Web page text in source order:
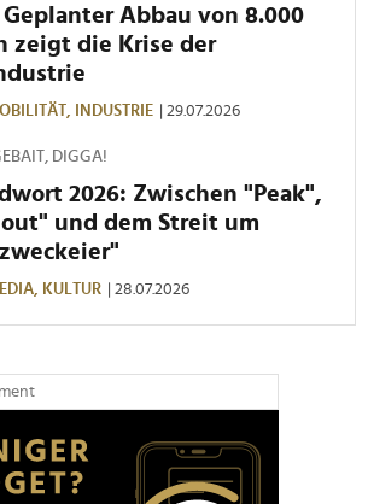
Geplanter Abbau von 8.000
zeigt die Krise der
INDUSTRIE | 29.07.2026
DIGGA!
2026: Zwischen "Peak",
und dem Streit um
KULTUR | 28.07.2026